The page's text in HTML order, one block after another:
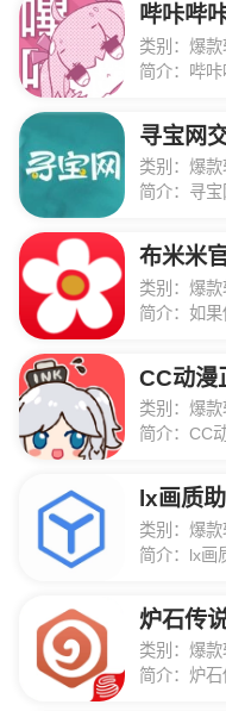
哔咔哔
类别：爆款
简介：
哔
寻宝网
类别：爆款
简介： 寻
布米米
类别：爆款
简介：如果
CC动漫
类别：爆款
简介：CC
lx画质
类别：爆款
简介： lx画
炉石传
类别：爆款
简介： 炉石